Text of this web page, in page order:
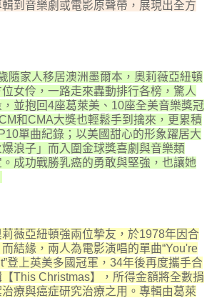
到音樂劇或電影原聲帶，展現出全方
隨家人移居澳洲墨爾本，奧莉薇亞紐頓
女伶，一路走來轟動排行各榜，驚人
並抱回4座葛萊美、10座全美音樂獎冠
和CMA大獎也輕鬆手到擒來，更累積
單曲紀錄；以美國甜心的形象躍居大
浪子」而入圍金球獎喜劇與音樂類
。成功戰勝乳癌的勇敢與堅強，也讓她
薇亞紐頓強兩位摯友，於1978年因合
結緣，兩人為電影演唱的單曲“You're
登上英美多國冠軍，34年後再度攜手合
This Christmas】，所得金額將全數捐
療與癌症研究治療之用。專輯由葛萊